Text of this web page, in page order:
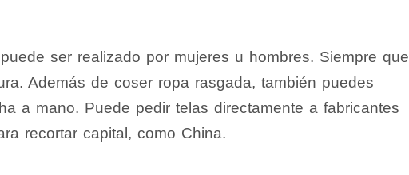
ser realizado por mujeres u hombres. Siempre que
Además de coser ropa rasgada, también puedes
a mano. Puede pedir telas directamente a fabricantes
recortar capital, como China.